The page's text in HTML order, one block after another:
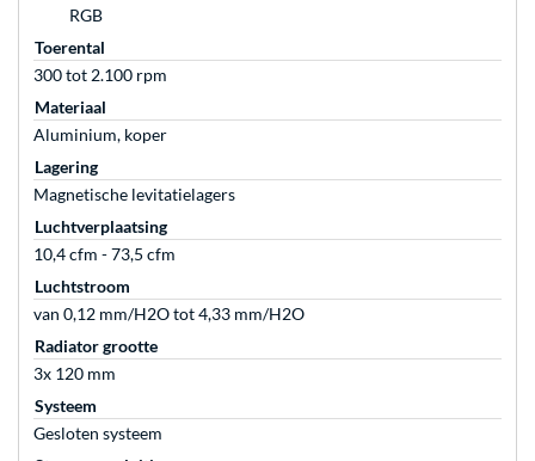
RGB
Toerental
300 tot 2.100 rpm
Materiaal
Aluminium, koper
Lagering
Magnetische levitatielagers
Luchtverplaatsing
10,4 cfm - 73,5 cfm
Luchtstroom
van 0,12 mm/H2O tot 4,33 mm/H2O
Radiator grootte
3x 120 mm
Systeem
Gesloten systeem